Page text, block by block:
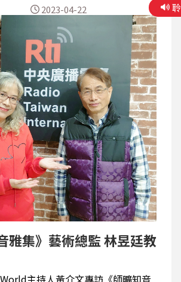
雅集》藝術總監 林昱廷教
主持人黃介文專訪《師曠知音
2023-04-22